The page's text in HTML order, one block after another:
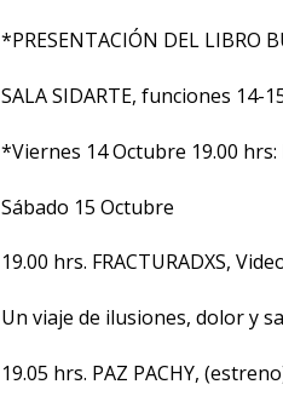
*PRESENTACIÓN DEL LIBRO
SALA SIDARTE, funciones 14-
*Viernes 14 Octubre 19.00 hrs:
Sábado 15 Octubre
19.00 hrs. FRACTURADXS,
Un viaje de ilusiones, dolor y
19.05 hrs. PAZ PACHY,